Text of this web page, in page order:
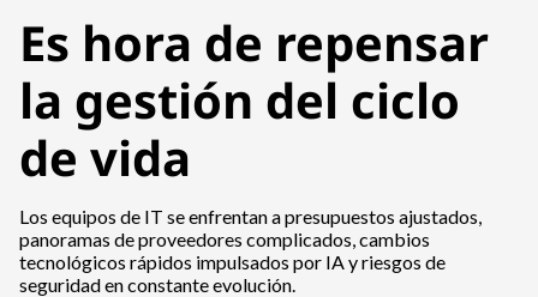
Es hora de repensar
la gestión del ciclo
de vida
Los equipos de IT se enfrentan a presupuestos ajustados,
panoramas de proveedores complicados, cambios
tecnológicos rápidos impulsados por IA y riesgos de
seguridad en constante evolución.